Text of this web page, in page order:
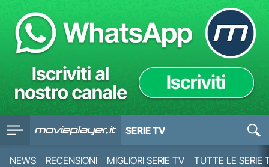
SERIE TV
NEWS RECENSIONI MIGLIORI SERIE TV TUTTE LE SERIE